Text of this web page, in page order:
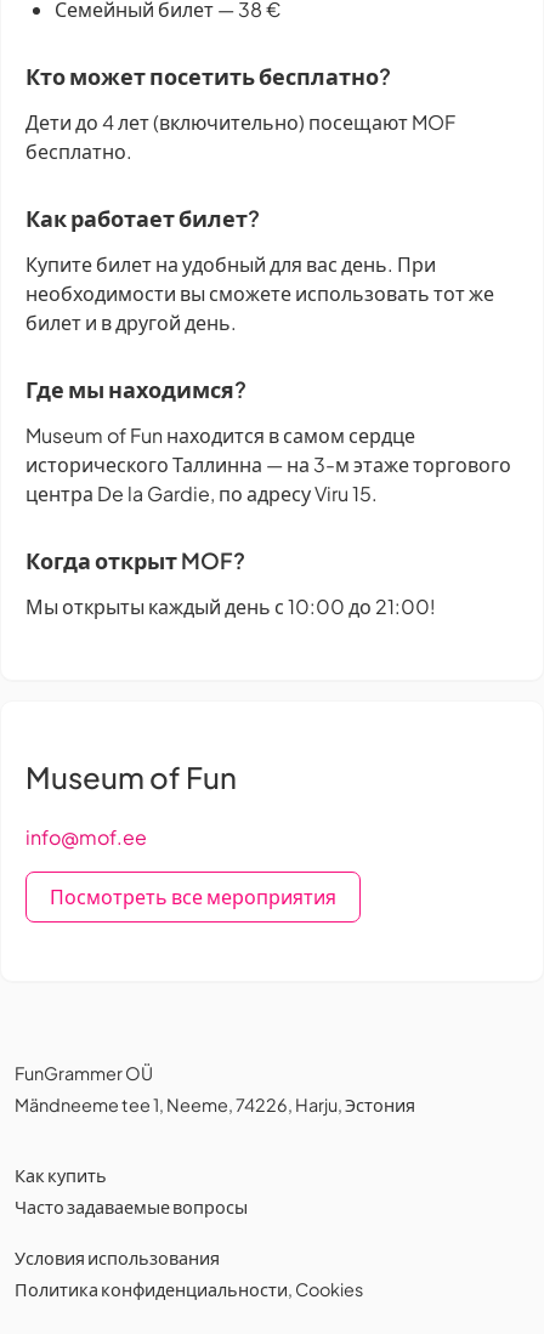
Семейный билет — 38 €
Кто может посетить бесплатно?
Дети до 4 лет (включительно) посещают MOF
бесплатно.
Как работает билет?
Купите билет на удобный для вас день. При
необходимости вы сможете использовать тот же
билет и в другой день.
Где мы находимся?
Museum of Fun находится в самом сердце
исторического Таллинна — на 3-м этаже торгового
центра De la Gardie, по адресу Viru 15.
Когда открыт MOF?
Мы открыты каждый день с 10:00 до 21:00!
Museum of Fun
info@mof.ee
Посмотреть все мероприятия
FunGrammer OÜ
Mändneeme tee 1, Neeme, 74226, Harju, Эстония
Как купить
Часто задаваемые вопросы
Условия использования
Политика конфиденциальности, Cookies